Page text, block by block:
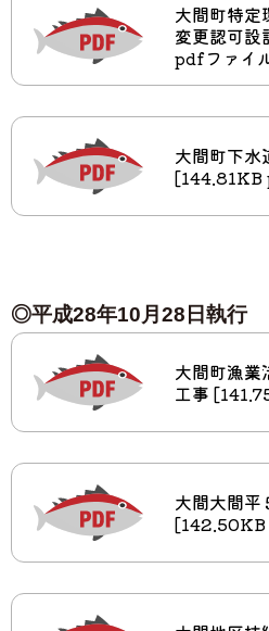
大間町特定
変更認可
pdfファイ
大間町下水
[144.81KB
◎平成28年10月28日執行
大間町漁業
工事
大間大間平